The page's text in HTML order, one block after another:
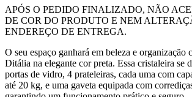
APÓS O PEDIDO FINALIZADO, NÃO
DE COR DO PRODUTO E NEM
ENDEREÇO DE ENTREGA.
O seu espaço ganhará em beleza e organização
Ditália na elegante cor preta. Essa cristaleira se
portas de vidro, 4 prateleiras, cada uma com
até 20 kg, e uma gaveta equipada com